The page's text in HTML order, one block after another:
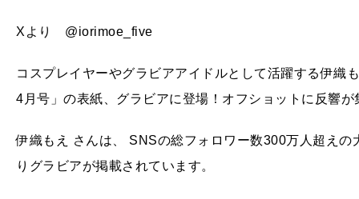
Xより @iorimoe_five
コスプレイヤーやグラビアアイドルとして活躍する伊織
4月号」の表紙、グラビアに登場！オフショットに反響が
伊織もえ さんは、 SNSの総フォロワー数300万人超え
りグラビアが掲載されています。